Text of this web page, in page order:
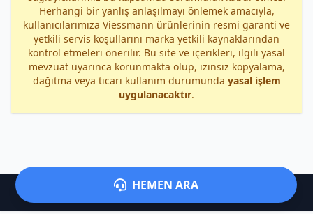
Herhangi bir yanlış anlaşılmayı önlemek amacıyla,
kullanıcılarımıza Viessmann ürünlerinin resmi garanti ve
yetkili servis koşullarını marka yetkili kaynaklarından
kontrol etmeleri önerilir. Bu site ve içerikleri, ilgili yasal
mevzuat uyarınca korunmakta olup, izinsiz kopyalama,
dağıtma veya ticari kullanım durumunda yasal işlem
uygulanacaktır.
Hopa Viessmann Servisi
HEMEN ARA